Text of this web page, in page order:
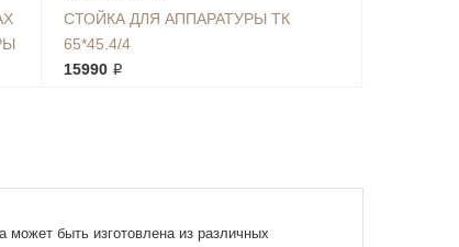
СТОЙКА ДЛЯ АППАРАТУРЫ ТК
65*45.4/4
15990 ₽
быть изготовлена из различных